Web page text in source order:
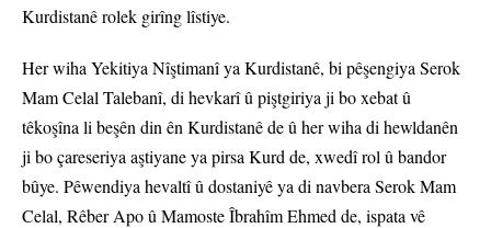
Kurdistanê rolek girîng lîstiye.
Her wiha Yekitiya Nîştimanî ya Kurdistanê, bi pêşengiya Serok
Mam Celal Talebanî, di hevkarî û piştgiriya ji bo xebat û
têkoşîna li beşên din ên Kurdistanê de û her wiha di hewldanên
ji bo çareseriya aştiyane ya pirsa Kurd de, xwedî rol û bandor
bûye. Pêwendiya hevaltî û dostaniyê ya di navbera Serok Mam
Celal, Rêber Apo û Mamoste Îbrahîm Ehmed de, ispata vê